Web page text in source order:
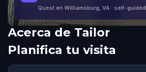
Quest en Williamsburg, VA · self-guided
Acerca de Tailor
Planifica tu visita